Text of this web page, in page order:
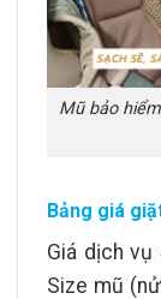
Mũ bảo
Bảng giá
Giá dịch
Size mũ